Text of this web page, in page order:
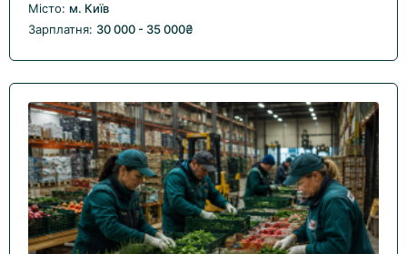
Місто: м. Київ
Зарплатня: 30 000 - 35 000₴